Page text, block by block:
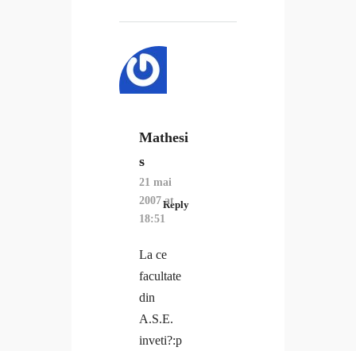
Mathesi
s
21 mai
2007 at
18:51
Reply
La ce
facultate
din
A.S.E.
inveti?:p